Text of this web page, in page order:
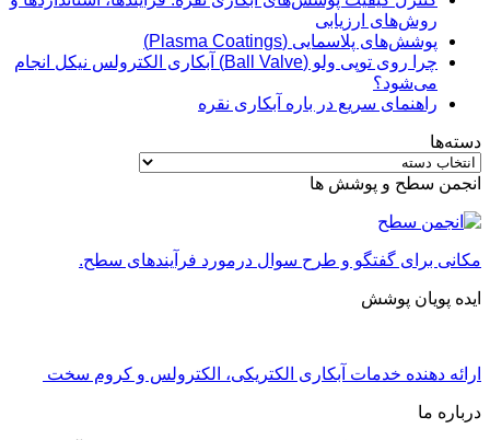
روش‌های ارزیابی
پوشش‌های پلاسمایی (Plasma Coatings)
چرا روی توپی‌ ولو (Ball Valve) آبکاری الکترولس نیکل انجام
می‌شود؟
راهنمای سریع در باره آبکاری نقره
دسته‌ها
دسته‌ها
انجمن سطح و پوشش ها
مکانی برای گفتگو و طرح سوال درمورد فرآیندهای سطح.
ایده پویان پوشش
ارائه دهنده خدمات آبکاری الکتریکی، الکترولس و کروم سخت
درباره ما